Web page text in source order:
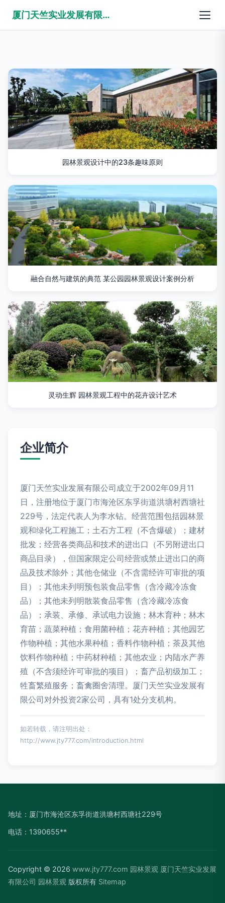
厦门天竺实业发展有限公司
园林景观设计中的23条趣味原则
融合自然与建筑的典范 某公园园林景观设计案例分析
灵动生辉 园林景观工程中的花卉设计艺术
企业简介
厦门天竺实业发展有限公司成立于2002年09月11
日，注册地位于厦门市海沧区东孚街道洪塘村西塘社
229号，法定代表人为李水钻。经营范围包括园林景
观和绿化工程施工；土石方工程（不含爆破）；建材
批发；经营各类商品和技术的进出口（不另附进出口
商品目录），但国家限定公司经营或禁止进出口的商
品及技术除外；其他仓储业（不含需经许可审批的项
目）；其他未列明预包装食品零售（含冷藏冷冻食
品）；其他未列明散装食品零售（含冷藏冷冻食
品）；承装、承修、承试电力设施；林木育种；林木
育苗；蔬菜种植；食用菌种植；花卉种植；其他园艺
作物种植；其他水果种植；香料作物种植；茶及其他
饮料作物种植；中药材种植；其他农业；内陆水产养
殖（不含须经许可审批的项目）；畜产品初级加工；
牲畜繁殖服务；畜禽圈舍清理。厦门天竺实业发展有
限公司对外投资2家公司，具有1处分支机构。
如若转载，请注明出处：
http://www.jty777.com/introduction.html
地址：厦门市海沧区东孚街道洪塘村西塘社229号
电话：1390655**
Copyright © 2026 www.jty777.com 园林景观 厦门天竺实业发展
有限公司 园林景观 版权所有 Sitemap